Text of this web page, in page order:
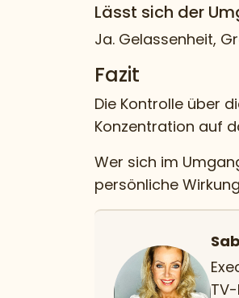
Lässt sich der
Ja. Gelassenheit,
Fazit
Die Kontrolle über
Konzentration auf
Wer sich im
persönliche